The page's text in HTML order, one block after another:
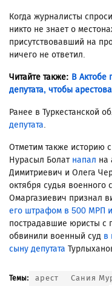
Когда журналисты
никто не знает о
присутствовавший на
ничего не ответил.
Читайте также: В Актобе
депутата, чтобы
Ранее в Туркестанской
депутата.
Отметим также историю
Нурасыл Болат напал на
Димитриевич и Олега
октября судья военного
Омаргазиевич признал
его штрафом в 500 МРП
пострадавшие юристы с
обвинили военный суд в
сыну депутата
Темы: арест Сания